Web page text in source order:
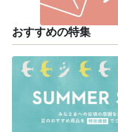
おすすめの特集